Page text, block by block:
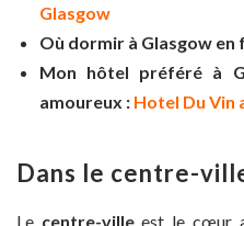
Glasgow
Où dormir à Glasgow en
Mon hôtel préféré à
amoureux : Hotel Du Vin
Dans le centre-
Le centre-villeest le cœur